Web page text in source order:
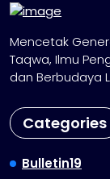
Mencetak
Taqwa, Ilmu
dan Berbudaya
Categories
Bulletin19